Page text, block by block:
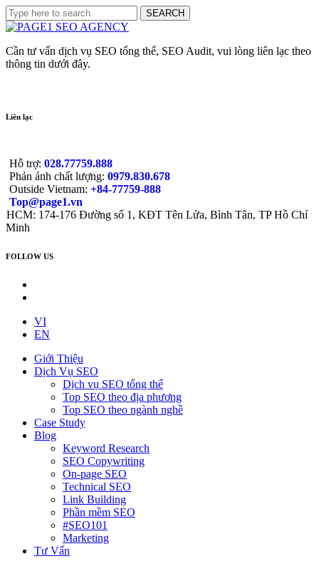
Cần tư vấn dịch vụ SEO tổng thể, SEO Audit, vui lòng liên lạc theo
thông tin dưới đây.
Liên lạc
Hỗ trợ: 028.77759.888
Phản ánh chất lượng: 0979.830.678
Outside Vietnam: +84-77759-888
Top@page1.vn
HCM: 174-176 Đường số 1, KĐT Tên Lửa, Bình Tân, TP Hồ Chí
Minh
FOLLOW US
VI
EN
Giới Thiệu
Dịch Vụ SEO
Dịch vụ SEO tổng thể
Top SEO theo địa phương
Top SEO theo ngành nghề
Case Study
Blog
Keyword Research
SEO Copywriting
On-page SEO
Technical SEO
Link Building
Phần mềm SEO
#SEO101
Marketing
Tư Vấn